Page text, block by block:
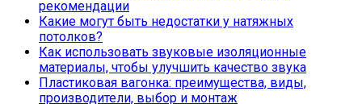
рекомендации
Какие могут быть недостатки у натяжных
потолков?
Как использовать звуковые изоляционные
материалы, чтобы улучшить качество звука
Пластиковая вагонка: преимущества, виды,
производители, выбор и монтаж